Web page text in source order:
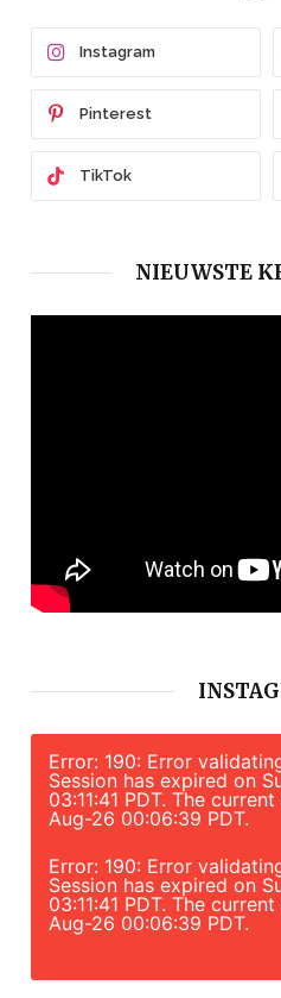
Instagram
Pinterest
TikTok
NIEUWSTE
Error: 190: Error
Session has expired on
03:11:41 PDT. The
Aug-26 00:06:39 PDT.
Error: 190: Error
Session has expired on
03:11:41 PDT. The
Aug-26 00:06:39 PDT.